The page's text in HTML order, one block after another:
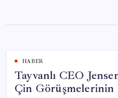
content
HABER
Tayvanlı CEO
Çin Görüşmelerinin